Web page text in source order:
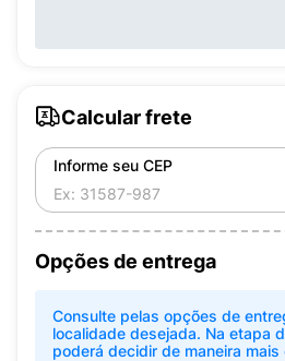
Calcular frete
Informe seu CEP
Opções de entrega
Consulte pelas opções de
localidade desejada. Na etapa
poderá decidir de maneira mais